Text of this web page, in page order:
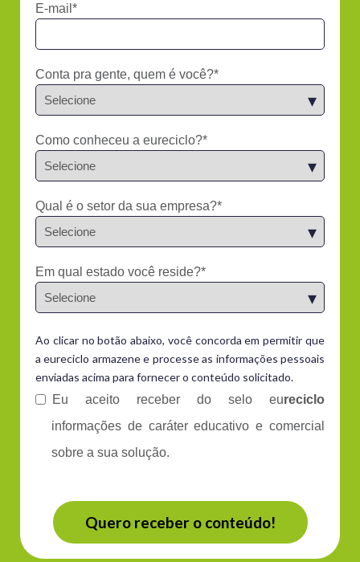
E-mail *
Conta pra gente, quem é você?*
Como conheceu a eureciclo?*
Qual é o setor da sua empresa?*
Em qual estado você reside?*
Ao clicar no botão abaixo, você concorda em permitir que
a eureciclo armazene e processe as informações pessoais
enviadas acima para fornecer o conteúdo solicitado.
Eu aceito receber do selo eureciclo
informações de caráter educativo e comercial
sobre a sua solução.